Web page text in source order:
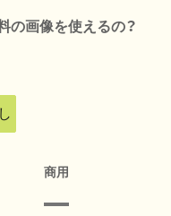
の画像を使えるの？
商用